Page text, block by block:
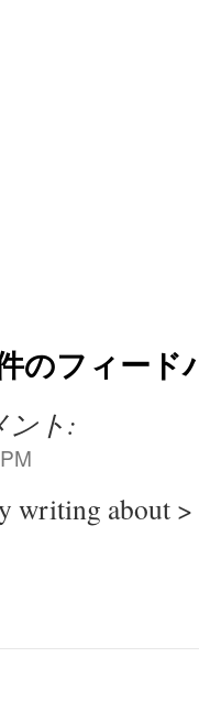
のフィード
ント:
writing about